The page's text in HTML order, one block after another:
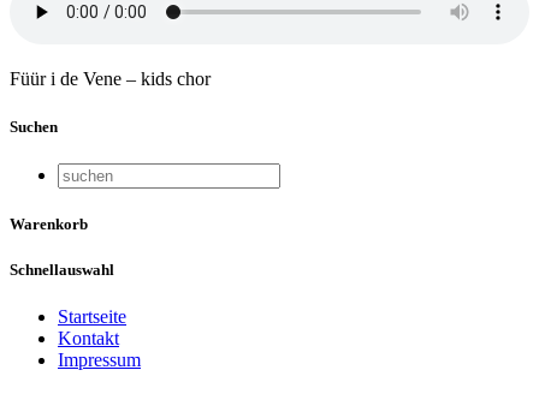
Füür i de Vene – kids chor
Suchen
Warenkorb
Schnellauswahl
Startseite
Kontakt
Impressum